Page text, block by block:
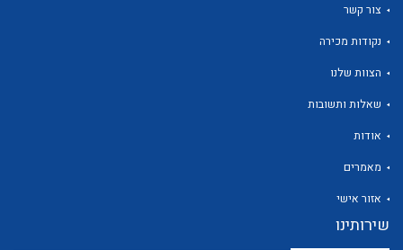
לכל מוצרי היצרן
צור קשר
נקודות מכירה
הצוות שלנו
שאלות ותשובות
אודות
מאמרים
אזור אישי
שירותינו